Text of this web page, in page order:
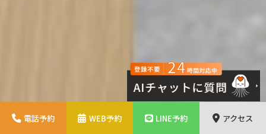
電話予約 WEB予約 LINE予約 アクセス